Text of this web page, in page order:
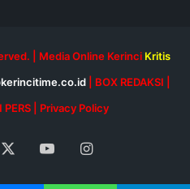
| Media Online Kerinci Kritis
BOX REDAKSI
PERS
Privacy Policy
YouTubeInstagram